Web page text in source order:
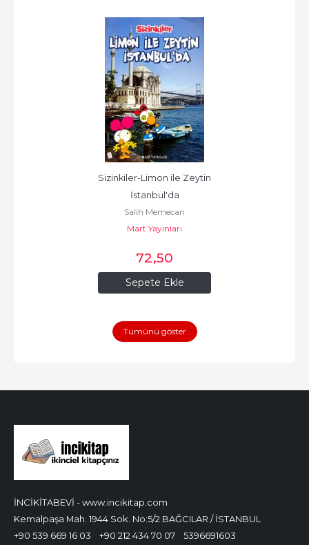
Sepete Ekle
Sizinkiler-Limon ile Zeytin
İstanbul'da
Salih Memecan
Mart Yayınları
72,50
Tümünü göster
İNCİKİTABEVİ - www.incikitap.com
Kemalpaşa Mah. 1944 Sok. No:5/2 BAĞCILAR / İSTANBUL
+90 539 669 16 03
+90 212 434 70 07
5396691603